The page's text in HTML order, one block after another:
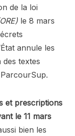
de la loi
le 8 mars
annule les
textes
et prescriptions
le 11 mars
bien les